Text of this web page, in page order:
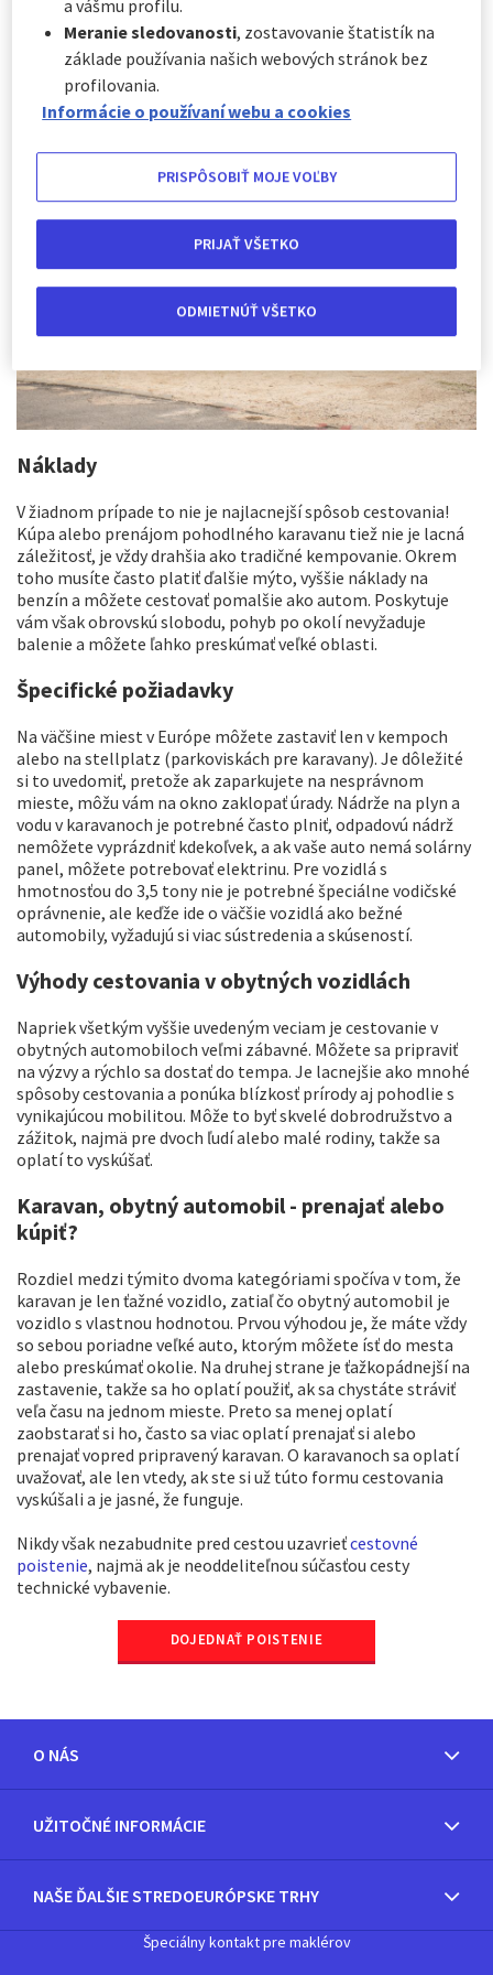
Samozrejme, žáner karavanov je tu už dlho a stojí za to
ho vyskúšať. Je však potrebné mať na pamäti niekoľko
vecí, pretože nevýhody tohto spôsobu cestovania sa na
internete objavujú len zriedka.
Náklady
V žiadnom prípade to nie je najlacnejší spôsob cestovania!
Kúpa alebo prenájom pohodlného karavanu tiež nie je lacná
záležitosť, je vždy drahšia ako tradičné kempovanie. Okrem
toho musíte často platiť ďalšie mýto, vyššie náklady na
benzín a môžete cestovať pomalšie ako autom. Poskytuje
vám však obrovskú slobodu, pohyb po okolí nevyžaduje
balenie a môžete ľahko preskúmať veľké oblasti.
Špecifické požiadavky
Na väčšine miest v Európe môžete zastaviť len v kempoch
alebo na stellplatz (parkoviskách pre karavany). Je dôležité
si to uvedomiť, pretože ak zaparkujete na nesprávnom
mieste, môžu vám na okno zaklopať úrady. Nádrže na plyn a
vodu v karavanoch je potrebné často plniť, odpadovú nádrž
nemôžete vyprázdniť kdekoľvek, a ak vaše auto nemá solárny
panel, môžete potrebovať elektrinu. Pre vozidlá s
hmotnosťou do 3,5 tony nie je potrebné špeciálne vodičské
oprávnenie, ale keďže ide o väčšie vozidlá ako bežné
automobily, vyžadujú si viac sústredenia a skúseností.
Výhody cestovania v obytných vozidlách
Napriek všetkým vyššie uvedeným veciam je cestovanie v
obytných automobiloch veľmi zábavné. Môžete sa pripraviť
na výzvy a rýchlo sa dostať do tempa. Je lacnejšie ako mnohé
spôsoby cestovania a ponúka blízkosť prírody aj pohodlie s
vynikajúcou mobilitou. Môže to byť skvelé dobrodružstvo a
zážitok, najmä pre dvoch ľudí alebo malé rodiny, takže sa
oplatí to vyskúšať.
Karavan, obytný automobil - prenajať alebo
kúpiť?
Rozdiel medzi týmito dvoma kategóriami spočíva v tom, že
karavan je len ťažné vozidlo, zatiaľ čo obytný automobil je
vozidlo s vlastnou hodnotou. Prvou výhodou je, že máte vždy
so sebou poriadne veľké auto, ktorým môžete ísť do mesta
alebo preskúmať okolie. Na druhej strane je ťažkopádnejší na
zastavenie, takže sa ho oplatí použiť, ak sa chystáte stráviť
veľa času na jednom mieste. Preto sa menej oplatí
zaobstarať si ho, často sa viac oplatí prenajať si alebo
prenajať vopred pripravený karavan. O karavanoch sa oplatí
uvažovať, ale len vtedy, ak ste si už túto formu cestovania
vyskúšali a je jasné, že funguje.
Nikdy však nezabudnite pred cestou uzavrieťcestovné
poistenie, najmä ak je neoddeliteľnou súčasťou cesty
technické vybavenie.
DOJEDNAŤ POISTENIE
O NÁS
UŽITOČNÉ INFORMÁCIE
NAŠE ĎALŠIE STREDOEURÓPSKE TRHY
Špeciálny kontakt pre maklérov
a vášmu profilu.
Meranie sledovanosti, zostavovanie štatistík na
základe používania našich webových stránok bez
profilovania.
Informácie o používaní webu a cookies
PRISPÔSOBIŤ MOJE VOĽBY
ODMIETNÚŤ VŠETKO
PRIJAŤ VŠETKO